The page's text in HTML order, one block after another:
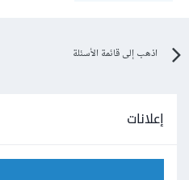
اذهب إلى قائمة الأسئلة
إعلانات